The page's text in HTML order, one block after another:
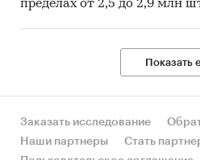
пределах от 2,5 до 2,9 млн
Показать
Заказать исследование
Наши партнеры
Стать